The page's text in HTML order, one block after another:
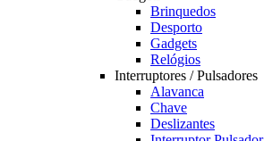
Brinquedos
Desporto
Gadgets
Relógios
Interruptores / Pulsadores
Alavanca
Chave
Deslizantes